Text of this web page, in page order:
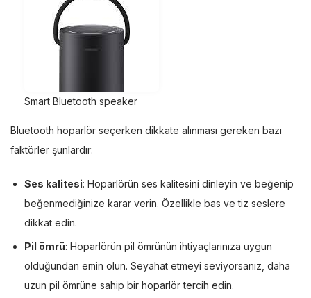
Smart Bluetooth speaker
Bluetooth hoparlör seçerken dikkate alınması gereken bazı
faktörler şunlardır:
Ses kalitesi: Hoparlörün ses kalitesini dinleyin ve beğenip
beğenmediğinize karar verin. Özellikle bas ve tiz seslere
dikkat edin.
Pil ömrü: Hoparlörün pil ömrünün ihtiyaçlarınıza uygun
olduğundan emin olun. Seyahat etmeyi seviyorsanız, daha
uzun pil ömrüne sahip bir hoparlör tercih edin.